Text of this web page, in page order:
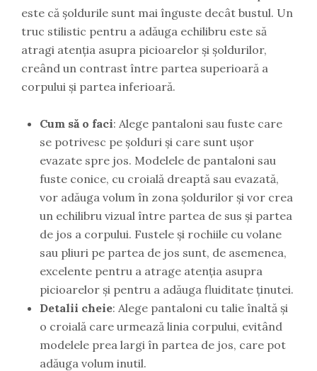
este că șoldurile sunt mai înguste decât bustul. Un
truc stilistic pentru a adăuga echilibru este să
atragi atenția asupra picioarelor și șoldurilor,
creând un contrast între partea superioară a
corpului și partea inferioară.
Cum să o faci: Alege pantaloni sau fuste care
se potrivesc pe șolduri și care sunt ușor
evazate spre jos. Modelele de pantaloni sau
fuste conice, cu croială dreaptă sau evazată,
vor adăuga volum în zona șoldurilor și vor crea
un echilibru vizual între partea de sus și partea
de jos a corpului. Fustele și rochiile cu volane
sau pliuri pe partea de jos sunt, de asemenea,
excelente pentru a atrage atenția asupra
picioarelor și pentru a adăuga fluiditate ținutei.
Detalii cheie: Alege pantaloni cu talie înaltă și
o croială care urmează linia corpului, evitând
modelele prea largi în partea de jos, care pot
adăuga volum inutil.